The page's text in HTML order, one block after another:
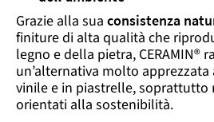
Grazie alla sua consistenza
finiture di alta qualità che
legno e della pietra, CERAMIN®
un’alternativa molto
vinile e in piastrelle,
orientati alla sostenibilità.